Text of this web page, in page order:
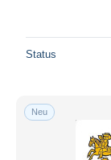
Status
Neu